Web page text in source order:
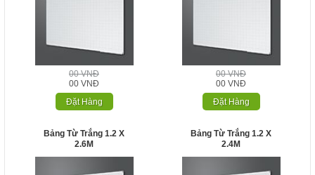
00 VNĐ
00 VNĐ
Đặt Hàng
00 VNĐ
00 VNĐ
Đặt Hàng
Bảng Từ Trắng 1.2 X
2.6M
Bảng Từ Trắng 1.2 X
2.4M